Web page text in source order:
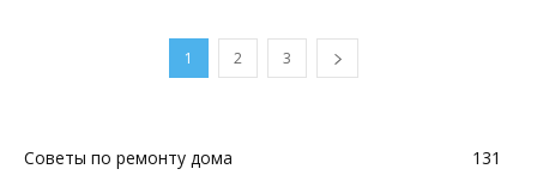
1 2 3
Советы по ремонту дома
131